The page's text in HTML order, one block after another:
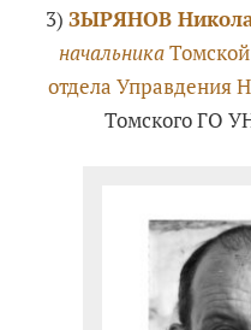
3) ЗЫРЯНОВ
начальника
отдела
Томского ГО